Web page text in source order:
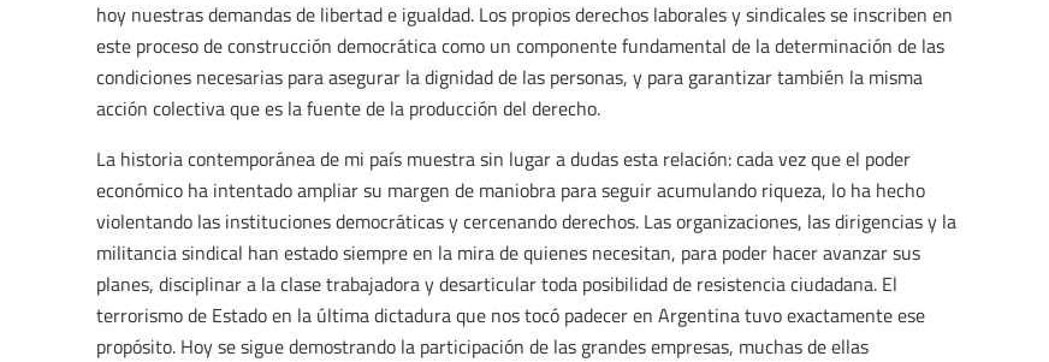
hoy nuestras demandas de libertad e igualdad. Los propios derechos laborales y sindicales se inscriben en
este proceso de construcción democrática como un componente fundamental de la determinación de las
condiciones necesarias para asegurar la dignidad de las personas, y para garantizar también la misma
acción colectiva que es la fuente de la producción del derecho.
La historia contemporánea de mi país muestra sin lugar a dudas esta relación: cada vez que el poder
económico ha intentado ampliar su margen de maniobra para seguir acumulando riqueza, lo ha hecho
violentando las instituciones democráticas y cercenando derechos. Las organizaciones, las dirigencias y la
militancia sindical han estado siempre en la mira de quienes necesitan, para poder hacer avanzar sus
planes, disciplinar a la clase trabajadora y desarticular toda posibilidad de resistencia ciudadana. El
terrorismo de Estado en la última dictadura que nos tocó padecer en Argentina tuvo exactamente ese
propósito. Hoy se sigue demostrando la participación de las grandes empresas, muchas de ellas